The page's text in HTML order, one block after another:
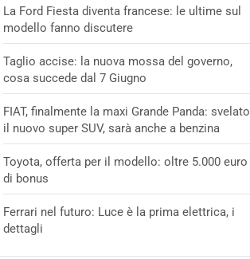
La Ford Fiesta diventa francese: le ultime sul
modello fanno discutere
Taglio accise: la nuova mossa del governo,
cosa succede dal 7 Giugno
FIAT, finalmente la maxi Grande Panda: svelato
il nuovo super SUV, sarà anche a benzina
Toyota, offerta per il modello: oltre 5.000 euro
di bonus
Ferrari nel futuro: Luce è la prima elettrica, i
dettagli